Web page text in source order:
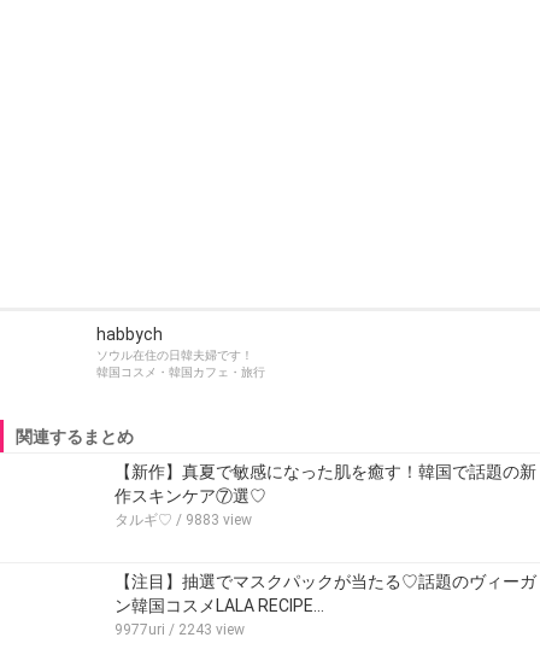
habbych
ソウル在住の日韓夫婦です！
韓国コスメ・韓国カフェ・旅行
関連するまとめ
【新作】真夏で敏感になった肌を癒す！韓国で話題の新
作スキンケア⑦選♡
タルギ♡ / 9883 view
【注目】抽選でマスクパックが当たる♡話題のヴィーガ
ン韓国コスメLALA RECIPE…
9977uri / 2243 view